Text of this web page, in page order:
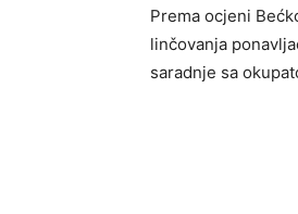
Prema ocjeni
linčovanja
saradnje sa